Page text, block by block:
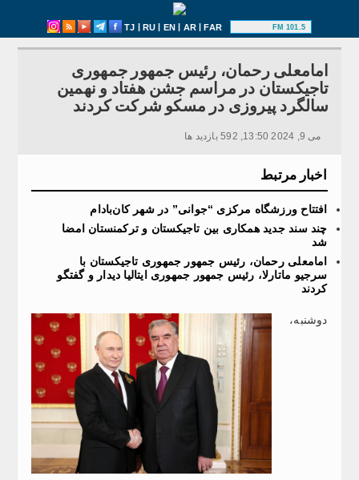
TJ | RU | EN | AR|FAR 101.5 FM
امامعلی رحمان، رئیس جمهور جمهوری
تاجیکستان در مراسم جشن هفتاد و نهمین
سالگرد پیروزی در مسکو شرکت کردند
می 9, 2024 13:50, 592 بازدید ها
اخبار مرتبط
افتتاح ورزشگاه مرکزی “جوانی” در شهر کان‌بادام
چند سند جدید همکاری بین تاجیکستان و ترکمنستان امضا
شد
امامعلی رحمان، رئیس جمهور جمهوری تاجیکستان با
سرجیو ماتارلا، رئیس جمهور جمهوری ایتالیا دیدار و گفتگو
کردند
دوشنبه،